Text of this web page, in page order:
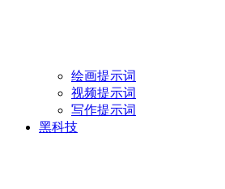
绘画提示词
视频提示词
写作提示词
黑科技